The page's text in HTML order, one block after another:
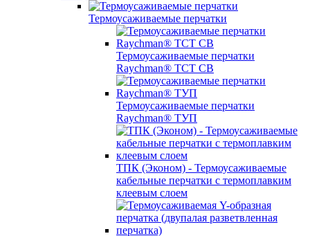
Термоусаживаемые перчатки
Термоусаживаемые перчатки
Raychman® TCT CB
Термоусаживаемые перчатки
Raychman® ТУП
ТПК (Эконом) - Термоусаживаемые
кабельные перчатки с термоплавким
клеевым слоем